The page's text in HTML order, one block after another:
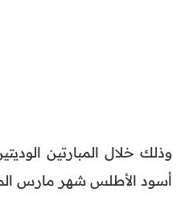
وذلك خلال المبارتين
أسود الأطلس شهر مارس